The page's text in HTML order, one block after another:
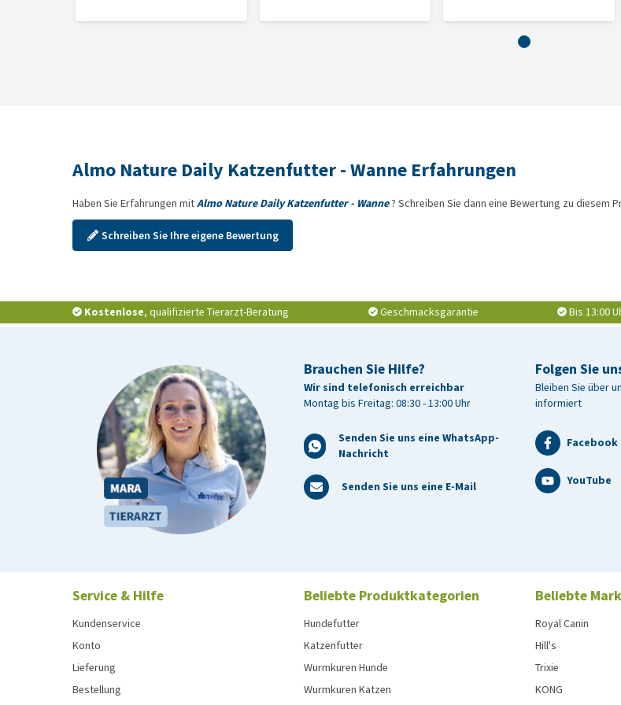
Almo Nature Daily Katzenfutter - Wanne Erfahrungen
Haben Sie Erfahrungen mitAlmo Nature Daily Katzenfutter - Wanne? Schreiben Sie dann eine Bewertung zu diesem
Schreiben Sie Ihre eigene Bewertung
Kostenlose, qualifizierte Tierarzt-Beratung Geschmacksgarantie Bis 13:00
Brauchen Sie Hilfe?
Wir sind telefonisch erreichbar
Montag bis Freitag: 08:30 - 13:00 Uhr
Senden Sie uns eine WhatsApp-
Nachricht
Senden Sie uns eine E-Mail
Folgen Sie
Bleiben Sie über
informiert
Facebook
YouTube
Service & Hilfe
Kundenservice
Konto
Lieferung
Bestellung
Beliebte Produktkategorien
Hundefutter
Katzenfutter
Wurmkuren Hunde
Wurmkuren Katzen
Beliebte
Royal Canin
Hill's
Trixie
KONG